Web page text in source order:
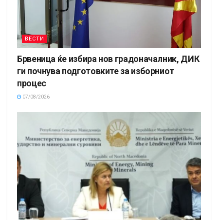
ВЕСТИ
Брвеница ќе избира нов градоначалник, ДИК
ги почнува подготовките за изборниот
процес
07/08/2026